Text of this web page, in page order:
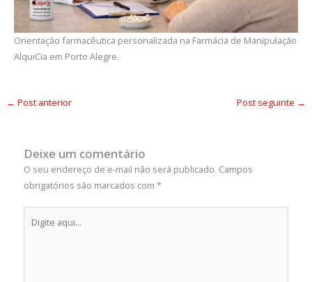
Orientação farmacêutica personalizada na Farmácia de Manipulação
AlquiCia em Porto Alegre.
← Post anterior Post seguinte →
Deixe um comentário
O seu endereço de e-mail não será publicado. Campos
obrigatórios são marcados com*
aqui...